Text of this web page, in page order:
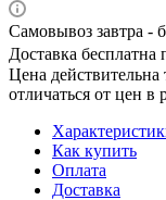
Самовывоз завтра -
Доставка бесплатна
Цена действительна
отличаться от цен в
Как купить
Оплата
Доставка